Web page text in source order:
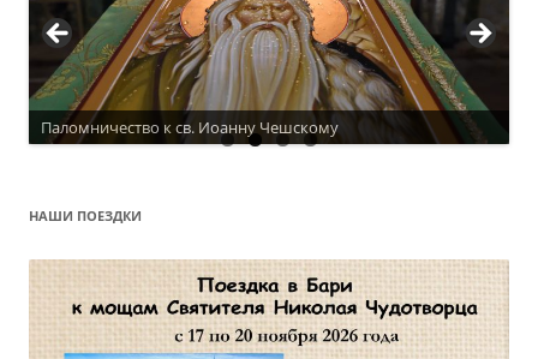
Актуальное расписание
НАШИ ПОЕЗДКИ